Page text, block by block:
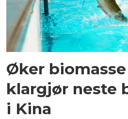
Øker
klargjør neste
i Kina